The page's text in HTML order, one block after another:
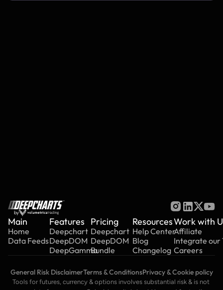
by
Main
Home
Data Feeds
Features
Deepchart
DeepDOM
DeepGamma
Pricing
Deepchart
DeepDOM
Bundle
Resources
Help Center
Blog
Changelog
Work with
Affiliate
Integrate our
Careers
General Risk DisclaimerTerms & ConditionsPrivacy & Cookie policy
Tools for futures, currency & options involves substantial risk & is not